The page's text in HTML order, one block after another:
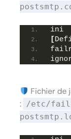
ini
[
Fichier de
: /etc/